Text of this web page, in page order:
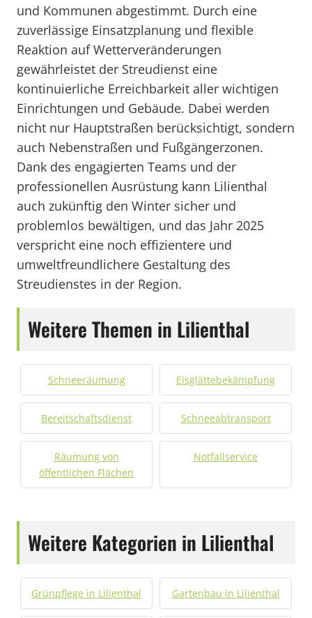
und Kommunen abgestimmt. Durch eine
zuverlässige Einsatzplanung und flexible
Reaktion auf Wetterveränderungen
gewährleistet der Streudienst eine
kontinuierliche Erreichbarkeit aller wichtigen
Einrichtungen und Gebäude. Dabei werden
nicht nur Hauptstraßen berücksichtigt, sondern
auch Nebenstraßen und Fußgängerzonen.
Dank des engagierten Teams und der
professionellen Ausrüstung kann Lilienthal
auch zukünftig den Winter sicher und
problemlos bewältigen, und das Jahr 2025
verspricht eine noch effizientere und
umweltfreundlichere Gestaltung des
Streudienstes in der Region.
Weitere Themen in Lilienthal
Schneeräumung Eisglättebekämpfung
Bereitschaftsdienst Schneeabtransport
Räumung von
öffentlichen Flächen
Notfallservice
Weitere Kategorien in Lilienthal
Grünpflege in Lilienthal Gartenbau in Lilienthal